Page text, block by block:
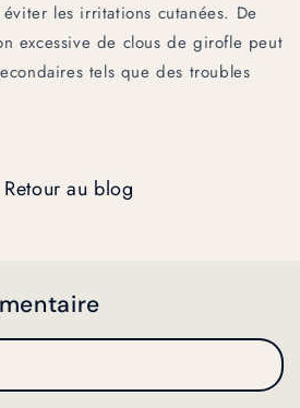
les irritations cutanées. De
excessive de clous de girofle peut
tels que des troubles
Retour au blog